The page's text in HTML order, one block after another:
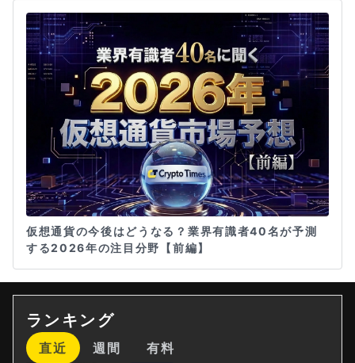
仮想通貨の今後はどうなる？業界有識者40名が予測
する2026年の注目分野【前編】
ランキング
直近 週間 有料